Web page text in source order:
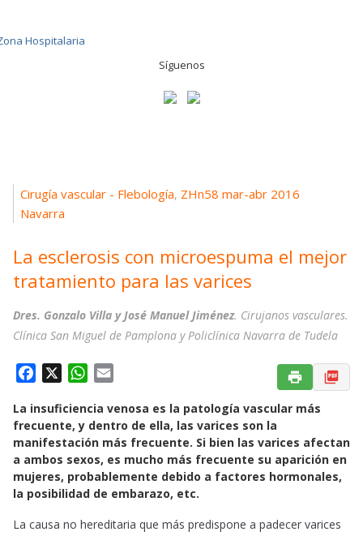
Síguenos
Cirugía vascular - Flebología, ZHn58 mar-abr 2016
Navarra
La esclerosis con microespuma el mejor
tratamiento para las varices
Dres. Gonzalo Villa y José Manuel Jiménez. Cirujanos vasculares.
Clínica San Miguel de Pamplona y Policlínica Navarra de Tudela
c
e
b
o
o
W
a
t
s
A
p
a
i
l
La insuficiencia venosa es la patología vascular más
frecuente, y dentro de ella, las varices son la
manifestación más frecuente. Si bien las varices afectan
a ambos sexos, es mucho más frecuente su aparición en
mujeres, probablemente debido a factores hormonales,
la posibilidad de embarazo, etc.
La causa no hereditaria que más predispone a padecer varices